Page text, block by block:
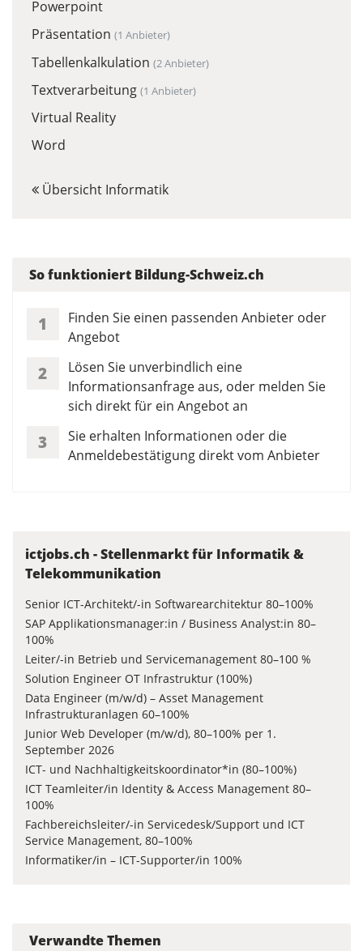
Powerpoint
Präsentation (1 Anbieter)
Tabellenkalkulation (2 Anbieter)
Textverarbeitung (1 Anbieter)
Virtual Reality
Word
Übersicht Informatik
So funktioniert Bildung-Schweiz.ch
1
Finden Sie einen passenden Anbieter oder
Angebot
2
Lösen Sie unverbindlich eine
Informationsanfrage aus, oder melden Sie
sich direkt für ein Angebot an
3
Sie erhalten Informationen oder die
Anmeldebestätigung direkt vom Anbieter
ictjobs.ch - Stellenmarkt für Informatik &
Telekommunikation
Senior ICT-Architekt/-in Softwarearchitektur 80–100%
SAP Applikationsmanager:in / Business Analyst:in 80–
100%
Leiter/-in Betrieb und Servicemanagement 80–100 %
Solution Engineer OT Infrastruktur (100%)
Data Engineer (m/w/d) – Asset Management
Infrastrukturanlagen 60–100%
Junior Web Developer (m/w/d), 80–100% per 1.
September 2026
ICT- und Nachhaltigkeitskoordinator*in (80–100%)
ICT Teamleiter/in Identity & Access Management 80–
100%
Fachbereichsleiter/-in Servicedesk/Support und ICT
Service Management, 80–100%
Informatiker/in – ICT-Supporter/in 100%
Verwandte Themen